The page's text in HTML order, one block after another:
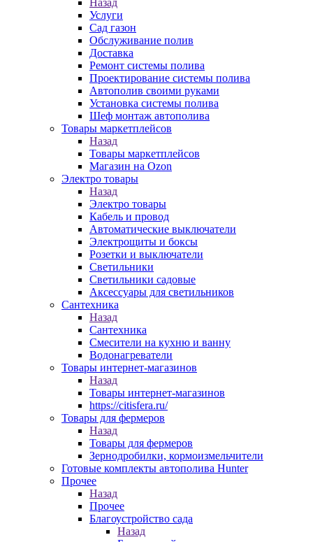
Назад
Услуги
Сад газон
Обслуживание полив
Доставка
Ремонт системы полива
Проектирование системы полива
Автополив своими руками
Установка системы полива
Шеф монтаж автополива
Товары маркетплейсов
Назад
Товары маркетплейсов
Магазин на Ozon
Электро товары
Назад
Электро товары
Кабель и провод
Автоматические выключатели
Электрощиты и боксы
Розетки и выключатели
Светильники
Светильники садовые
Аксессуары для светильников
Сантехника
Назад
Сантехника
Смесители на кухню и ванну
Водонагреватели
Товары интернет-магазинов
Назад
Товары интернет-магазинов
https://citisfera.ru/
Товары для фермеров
Назад
Товары для фермеров
Зернодробилки, кормоизмельчители
Готовые комплекты автополива Hunter
Прочее
Назад
Прочее
Благоустройство сада
Назад